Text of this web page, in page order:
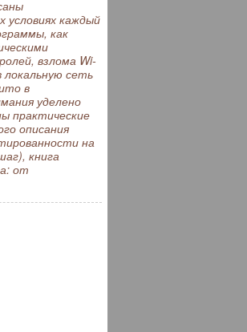
каждый
как
взлома Wi-
локальную сеть
в
уделено
практические
описания
на
книга
от